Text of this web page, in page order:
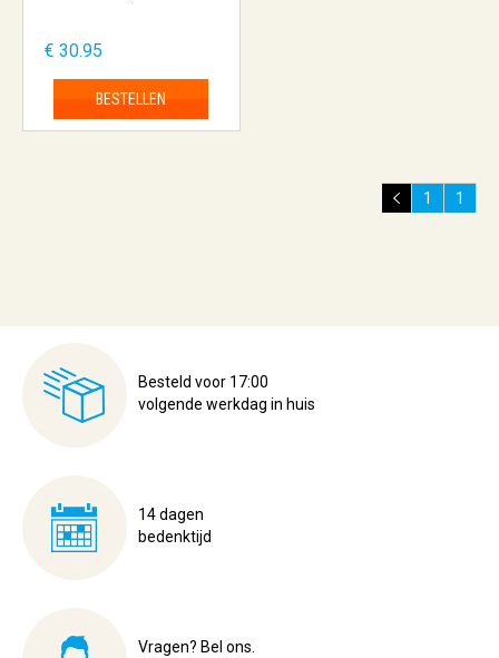
€ 30.95
BESTELLEN
1 1
Besteld voor 17:00
volgende werkdag in huis
14 dagen
bedenktijd
Vragen? Bel ons.